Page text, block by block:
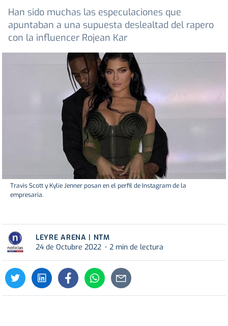
Han sido muchas las especulaciones que
apuntaban a una supuesta deslealtad del rapero
con la influencer Rojean Kar
Travis Scott y Kylie Jenner posan en el perfil de Instagram de la
empresaria.
LEYRE ARENA | NTM
24 de Octubre 2022
2 min de lectura